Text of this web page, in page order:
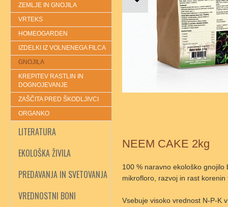
ZEMLJE IN GNOJILA
VRTEKS
HOMEOGARDEN
IZDELKI IZ VOLNENEGA FILCA
GNOJILA
KREPITEV RASTLIN IN
DOGNOJEVANJE
ZAŠČITA PRED ŠKODLJIVCI
ORGANKO
LITERATURA
EKOLOŠKA ŽIVILA
PREDAVANJA IN SVETOVANJA
VREDNOSTNI BONI
NEEM CAKE 2kg
100 % naravno ekološko
mikrofloro, razvoj in rast
Vsebuje visoko vrednost N-P-K